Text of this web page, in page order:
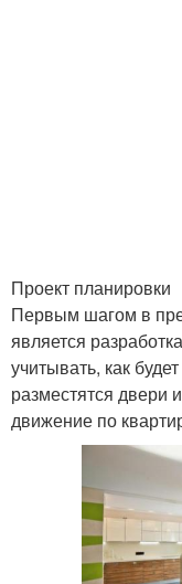
Проект планировки
Первым шагом в
является
учитывать, как
разместятся двери
движение по